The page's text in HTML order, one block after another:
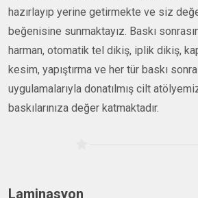
hazırlayıp yerine getirmekte ve siz
beğenisine sunmaktayız. Baskı
harman, otomatik tel dikiş, iplik dikiş,
kesim, yapıştırma ve her tür baskı
uygulamalarıyla donatılmış cilt
baskılarınıza değer katmaktadır.
Laminasyon